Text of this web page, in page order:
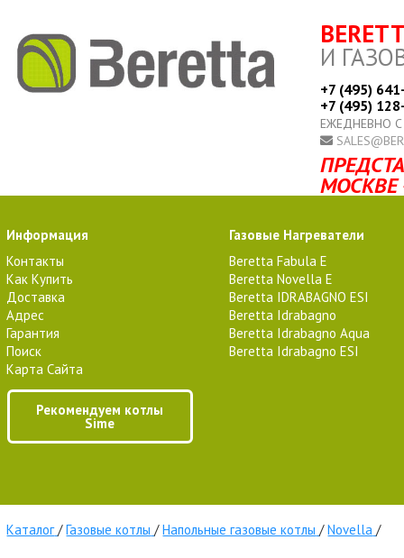
И
+7 (495)
+7 (495)
ЕЖЕДНЕВНО
МОСКВЕ
Информация
Контакты
Как Купить
Доставка
Адрес
Гарантия
Поиск
Карта Сайта
Рекомендуем котлы
Sime
Газовые Нагреватели
Beretta Fabula E
Beretta Novella E
Beretta IDRABAGNO ESI
Beretta Idrabagno
Beretta Idrabagno Aqua
Beretta Idrabagno ESI
Каталог /Газовые котлы /Напольные газовые котлы /Novella /